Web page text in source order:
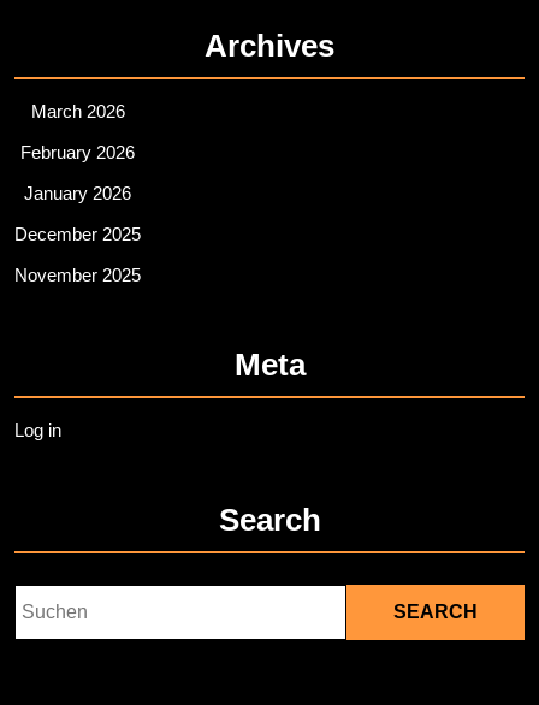
Archives
March 2026
February 2026
January 2026
December 2025
November 2025
Meta
Log in
Search